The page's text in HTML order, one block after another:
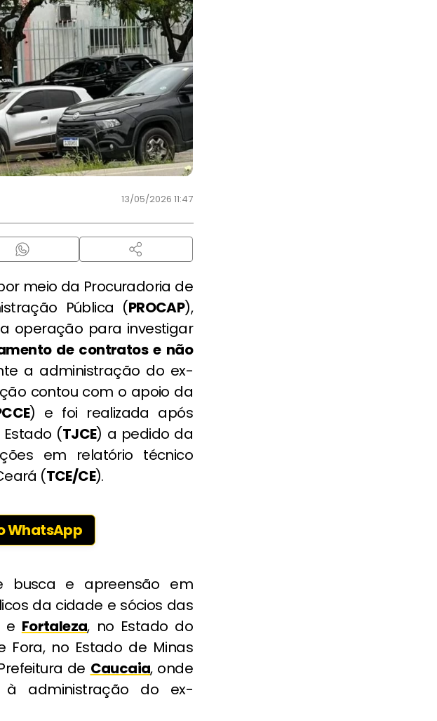
13/05/2026 11:47
meio da Procuradoria de
Pública (PROCAP),
operação para investigar
de contratos e não
a administração do ex-
contou com o apoio da
) e foi realizada após
(TJCE) a pedido da
em relatório técnico
(TCE/CE).
WhatsApp
busca e apreensão em
da cidade e sócios das
e Fortaleza, no Estado do
Fora, no Estado de Minas
de Caucaia, onde
à administração do ex-